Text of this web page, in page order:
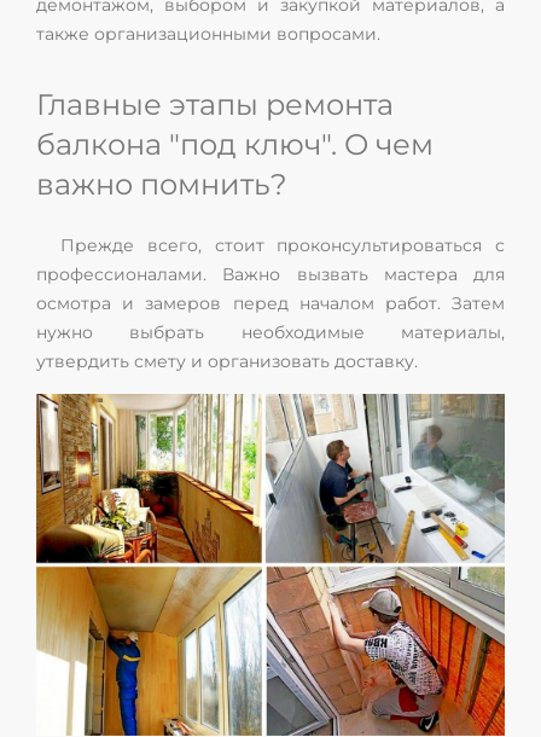
демонтажом, выбором и закупкой материалов, а
также организационными вопросами.
Главные этапы ремонта
балкона "под ключ". О чем
важно помнить?
Прежде всего, стоит проконсультироваться с
профессионалами. Важно вызвать мастера для
осмотра и замеров перед началом работ. Затем
нужно выбрать необходимые материалы,
утвердить смету и организовать доставку.